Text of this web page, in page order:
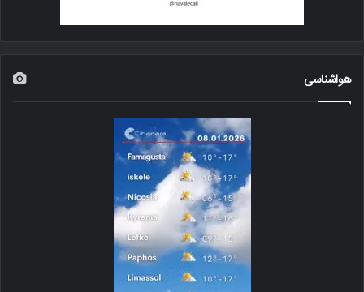
هواشناسی